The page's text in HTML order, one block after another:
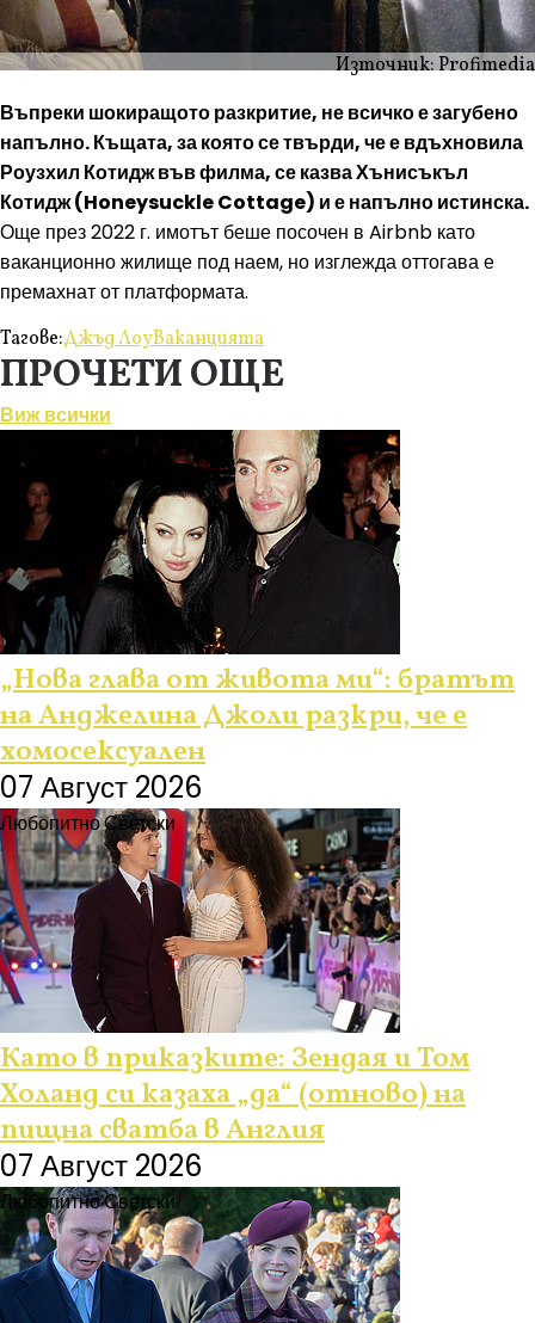
Източник: Profimedia
Въпреки шокиращото разкритие, не всичко е загубено
напълно. Къщата, за която се твърди, че е вдъхновила
Роузхил Котидж във филма, се казва Хънисъкъл
Котидж (Honeysuckle Cottage) и е напълно истинска.
Още през 2022 г. имотът беше посочен в Airbnb като
ваканционно жилище под наем, но изглежда оттогава е
премахнат от платформата.
Тагове:Джъд ЛоуВаканцията
ПРОЧЕТИ ОЩЕ
Виж всички
„Нова глава от живота ми“: братът
на Анджелина Джоли разкри, че е
хомосексуален
07 Август 2026
ЛюбопитноСветски
Като в приказките: Зендая и Том
Холанд си казаха „да“ (отново) на
пищна сватба в Англия
07 Август 2026
ЛюбопитноСветски